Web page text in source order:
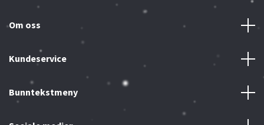
Om oss
Kundeservice
Bunntekstmeny